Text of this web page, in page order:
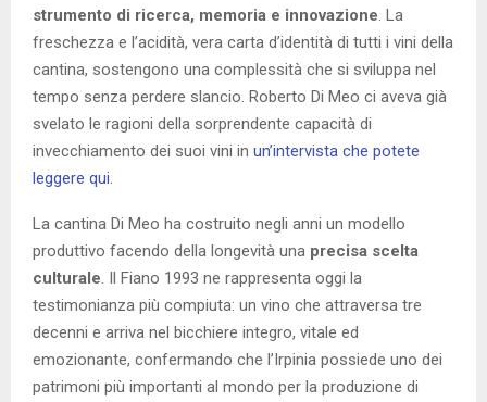
strumento di ricerca, memoria e innovazione. La
freschezza e l’acidità, vera carta d’identità di tutti i vini della
cantina, sostengono una complessità che si sviluppa nel
tempo senza perdere slancio. Roberto Di Meo ci aveva già
svelato le ragioni della sorprendente capacità di
invecchiamento dei suoi vini in un’intervista che potete
leggere qui.
La cantina Di Meo ha costruito negli anni un modello
produttivo facendo della longevità una precisa scelta
culturale. Il Fiano 1993 ne rappresenta oggi la
testimonianza più compiuta: un vino che attraversa tre
decenni e arriva nel bicchiere integro, vitale ed
emozionante, confermando che l’Irpinia possiede uno dei
patrimoni più importanti al mondo per la produzione di